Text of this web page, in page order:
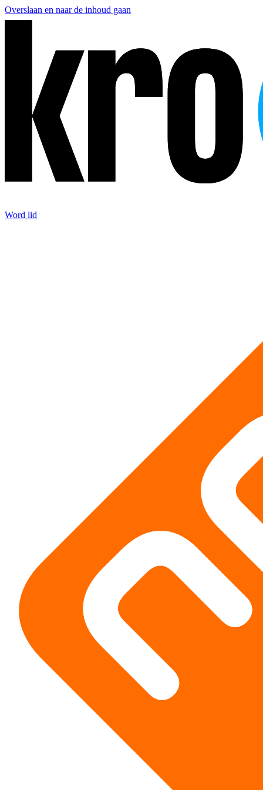
Overslaan en naar de inhoud gaan
Word lid